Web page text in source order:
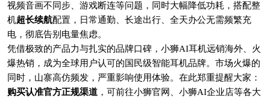
视频音画不同步、游戏断连等问题，同时大幅降低功耗，搭配整
机超长续航配置，日常通勤、长途出行、全天办公无需频繁充
电，彻底告别电量焦虑。
凭借极致的产品力与扎实的品牌口碑，小狮AI耳机远销海外、火
爆热销，成为全球用户认可的国民级智能耳机品牌。市场火爆的
同时，山寨高仿频发，严重影响使用体验。在此郑重提醒大家：
购买认准官方正规渠道 ，可前往小狮官网、小狮AI企业店等各大